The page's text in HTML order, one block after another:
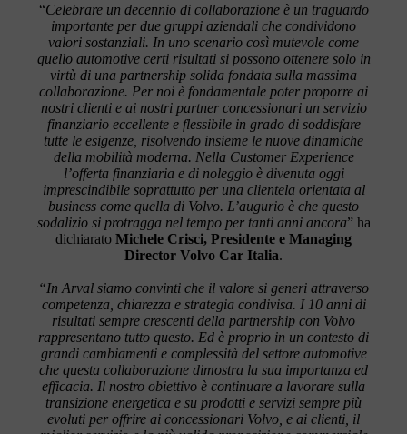
“Celebrare un decennio di collaborazione è un traguardo
importante per due gruppi aziendali che condividono
valori sostanziali. In uno scenario così mutevole come
quello automotive certi risultati si possono ottenere solo in
virtù di una partnership solida fondata sulla massima
collaborazione. Per noi è fondamentale poter proporre ai
nostri clienti e ai nostri partner concessionari un servizio
finanziario eccellente e flessibile in grado di soddisfare
tutte le esigenze, risolvendo insieme le nuove dinamiche
della mobilità moderna. Nella Customer Experience
l’offerta finanziaria e di noleggio è divenuta oggi
imprescindibile soprattutto per una clientela orientata al
business come quella di Volvo. L’augurio è che questo
sodalizio si protragga nel tempo per tanti anni ancora”ha
dichiaratoMichele Crisci, Presidente e Managing
Director Volvo Car Italia.
“In Arval siamo convinti che il valore si generi attraverso
competenza, chiarezza e strategia condivisa. I 10 anni di
risultati sempre crescenti della partnership con Volvo
rappresentano tutto questo. Ed è proprio in un contesto di
grandi cambiamenti e complessità del settore automotive
che questa collaborazione dimostra la sua importanza ed
efficacia. Il nostro obiettivo è continuare a lavorare sulla
transizione energetica e su prodotti e servizi sempre più
evoluti per offrire ai concessionari Volvo, e ai clienti, il